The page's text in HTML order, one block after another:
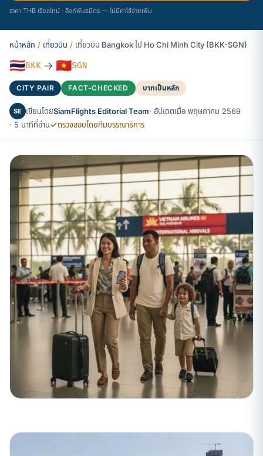
ราคา THB เรียลไทม์ · ลิงก์พันธมิตร — ไม่มีค่าใช้จ่ายเพิ่ม
หน้าหลัก / เที่ยวบิน / เที่ยวบิน Bangkok ไป Ho Chi Minh City (BKK-SGN)
🇹🇭BKK → 🇻🇳SGN
CITY PAIR FACT-CHECKED บาทเป็นหลัก
SE เขียนโดยSiamFlights Editorial Team· อัปเดตเมื่อ พฤษภาคม 2569
· 5 นาทีที่อ่าน
ตรวจสอบโดยทีมบรรณาธิการ